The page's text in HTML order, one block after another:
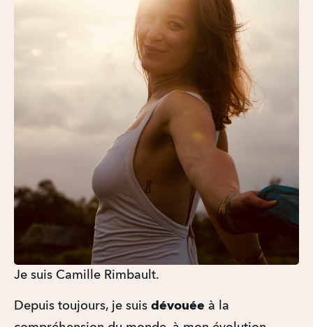
Je suis Camille Rimbault.
Depuis toujours, je suis dévouée à la